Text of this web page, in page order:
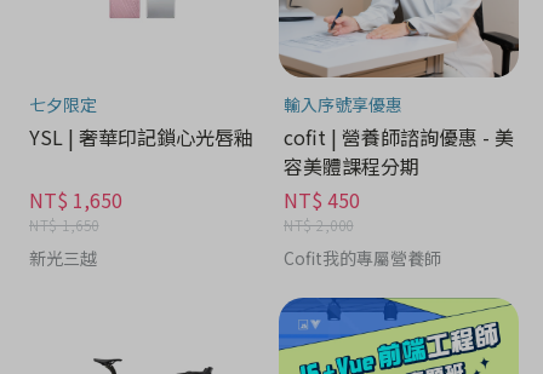
七夕限定
YSL | 奢華印記鎖心光唇釉
NT$ 1,650
NT$ 1,650
新光三越
輸入序號享優惠
cofit | 營養師諮詢優惠 - 美
容美體課程分期
NT$ 450
NT$ 2,000
Cofit我的專屬營養師